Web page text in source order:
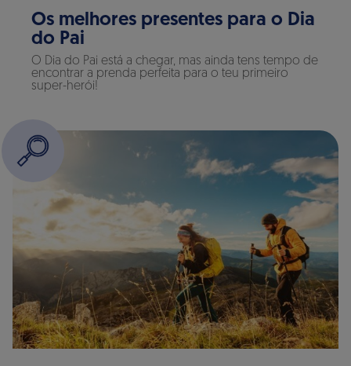
Os melhores presentes para o Dia
do Pai
O Dia do Pai está a chegar, mas ainda tens tempo de
encontrar a prenda perfeita para o teu primeiro
super-herói!